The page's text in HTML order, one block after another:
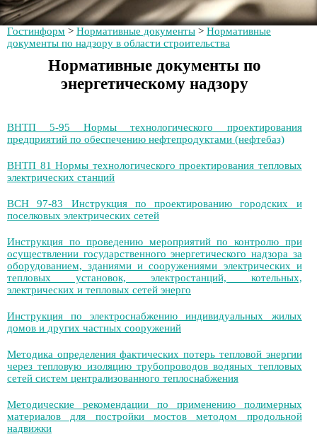
Гостинформ > Нормативные документы > Нормативные
документы по надзору в области строительства
Нормативные документы по
энергетическому надзору
ВНТП 5-95 Нормы технологического проектирования
предприятий по обеспечению нефтепродуктами (нефтебаз)
ВНТП 81 Нормы технологического проектирования тепловых
электрических станций
ВСН 97-83 Инструкция по проектированию городских и
поселковых электрических сетей
Инструкция по проведению мероприятий по контролю при
осуществлении государственного энергетического надзора за
оборудованием, зданиями и сооружениями электрических и
тепловых установок, электростанций, котельных,
электрических и тепловых сетей энерго
Инструкция по электроснабжению индивидуальных жилых
домов и других частных сооружений
Методика определения фактических потерь тепловой энергии
через тепловую изоляцию трубопроводов водяных тепловых
сетей систем централизованного теплоснабжения
Методические рекомендации по применению полимерных
материалов для постройки мостов методом продольной
надвижки